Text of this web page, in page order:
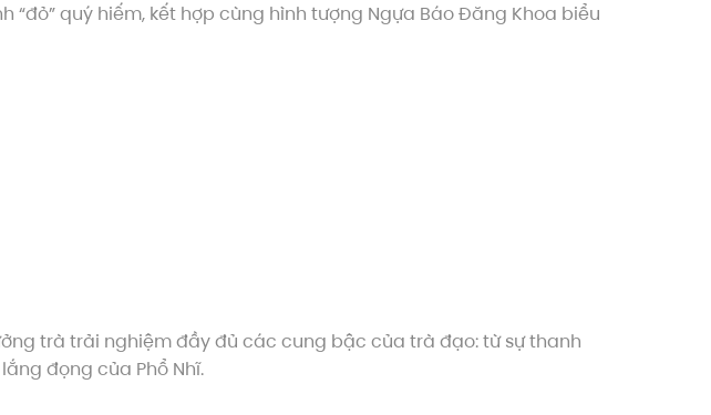
“đỏ” quý hiếm, kết hợp cùng hình tượng Ngựa Báo Đăng Khoa biểu
trà trải nghiệm đầy đủ các cung bậc của trà đạo: từ sự thanh
đọng của Phổ Nhĩ.